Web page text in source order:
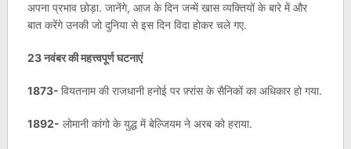
अपना प्रभाव छोड़ा. जानेंगे, आज के दिन जन्में खास व्यक्तियों के बारे में और
बात करेंगे उनकी जो दुनिया से इस दिन विदा होकर चले गए.
23 नवंबर की महत्त्वपूर्ण घटनाएं
1873- वियतनाम की राजधानी हनोई पर फ़्रांस के सैनिकों का अधिकार हो गया.
1892- लोमानी कांगो के युद्ध में बेल्जियम ने अरब को हराया.